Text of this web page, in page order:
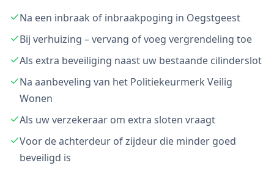
Na een inbraak of inbraakpoging in Oegstgeest
Bij verhuizing – vervang of voeg vergrendeling toe
Als extra beveiliging naast uw bestaande cilinderslot
Na aanbeveling van het Politiekeurmerk Veilig
Wonen
Als uw verzekeraar om extra sloten vraagt
Voor de achterdeur of zijdeur die minder goed
beveiligd is